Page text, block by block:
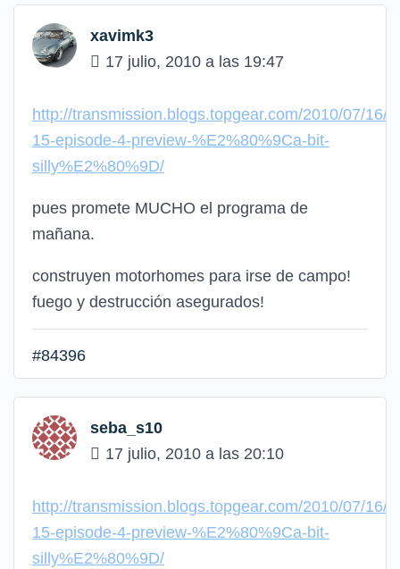
xavimk3
17 julio, 2010 a las 19:47
http://transmission.blogs.topgear.com/2010/07/16/
15-episode-4-preview-%E2%80%9Ca-bit-
silly%E2%80%9D/
pues promete MUCHO el programa de
mañana.
construyen motorhomes para irse de campo!
fuego y destrucción asegurados!
#84396
seba_s10
17 julio, 2010 a las 20:10
http://transmission.blogs.topgear.com/2010/07/16/
15-episode-4-preview-%E2%80%9Ca-bit-
silly%E2%80%9D/